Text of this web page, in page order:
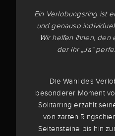
Ein Verlobungsring ist
und genauso
Wir helfen Ihnen, den
der Ihr „Ja“
Die Wahl des
besonderer Moment
Solitärring erzählt
von zarten
Seitensteine bis hin